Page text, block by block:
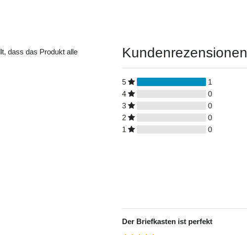
dass das Produkt alle
Kundenrezensionen
5
1
4
0
3
0
2
0
1
0
Der Briefkasten ist perfekt